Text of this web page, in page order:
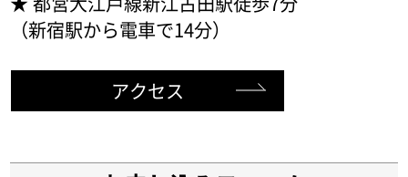
（新宿駅から電車で14分）
アクセス